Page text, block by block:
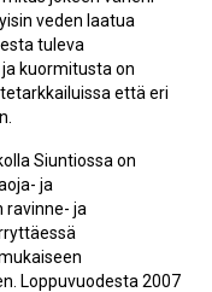
veden laatua
tuleva
kuormitusta on
että eri
Siuntiossa on
ja
ravinne- ja
Loppuvuodesta 2007